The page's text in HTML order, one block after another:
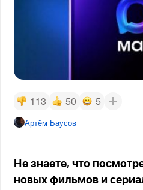
113 50 5
Артём Баусов
Не знаете, что
новых фильмов и